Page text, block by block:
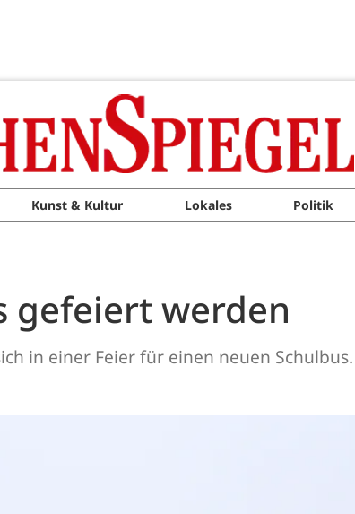
Kunst & Kultur Lokales Politik
gefeiert werden
in einer Feier für einen neuen Schulbus.